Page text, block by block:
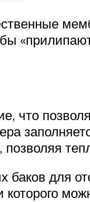
позволяя
для